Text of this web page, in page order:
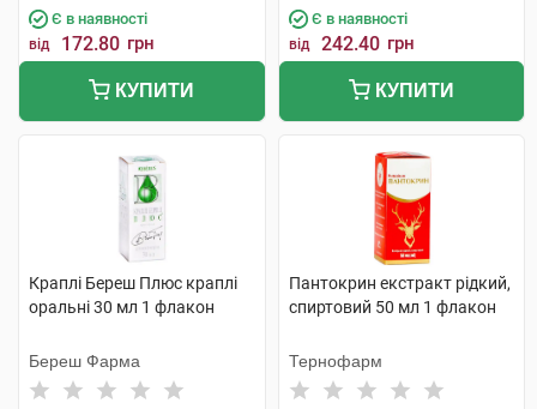
Є в наявності
від 172.80 грн
КУПИТИ
Є в наявності
від 242.40 грн
КУПИТИ
Краплі Береш Плюс краплі
оральні 30 мл 1 флакон
Береш Фарма
Пантокрин екстракт рідкий,
спиртовий 50 мл 1 флакон
Тернофарм